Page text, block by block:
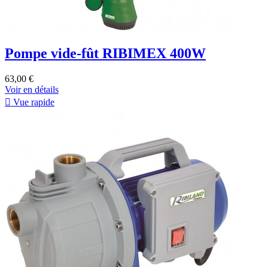
Pompe vide-fût RIBIMEX 400W
63,00 €
Voir en détails
 Vue rapide